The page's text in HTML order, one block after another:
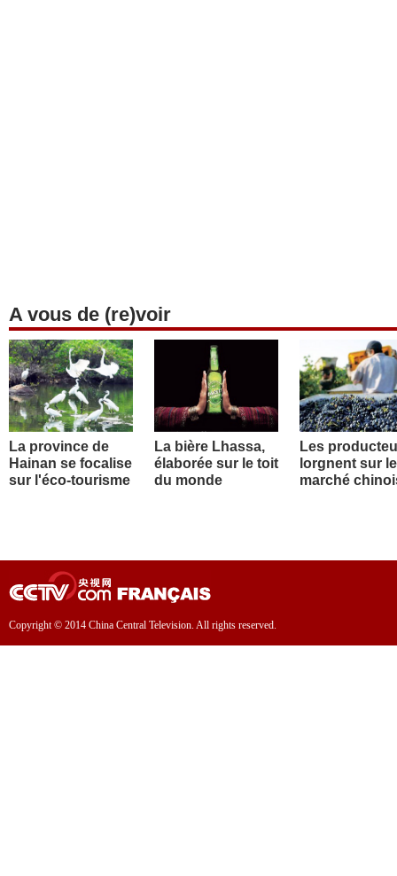
A vous de (re)voir
La province de
Hainan se focalise
sur l'éco-tourisme
La bière Lhassa,
élaborée sur le toit
du monde
Les
lorgnent sur le
marché
Copyright © 2014 China Central Television. All rights reserved.